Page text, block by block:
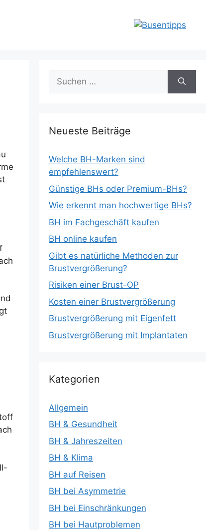
Suchen
nach:
Neueste Beiträge
Welche BH-Marken sind
empfehlenswert?
Günstige BHs oder Premium-BHs?
Wie erkennt man hochwertige BHs?
BH im Fachgeschäft kaufen
BH online kaufen
Gibt es natürliche Methoden zur
Brustvergrößerung?
Risiken einer Brust-OP
Kosten einer Brustvergrößerung
Brustvergrößerung mit Eigenfett
Brustvergrößerung mit Implantaten
Kategorien
Allgemein
BH & Gesundheit
BH & Jahreszeiten
BH & Klima
BH auf Reisen
BH bei Asymmetrie
BH bei Einschränkungen
BH bei Hautproblemen